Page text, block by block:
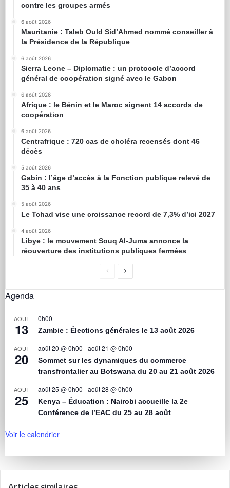
contre les groupes armés
6 août 2026
Mauritanie : Taleb Ould Sid’Ahmed nommé conseiller à
la Présidence de la République
6 août 2026
Sierra Leone – Diplomatie : un protocole d’accord
général de coopération signé avec le Gabon
6 août 2026
Afrique : le Bénin et le Maroc signent 14 accords de
coopération
6 août 2026
Centrafrique : 720 cas de choléra recensés dont 46
décès
5 août 2026
Gabin : l’âge d’accès à la Fonction publique relevé de
35 à 40 ans
5 août 2026
Le Tchad vise une croissance record de 7,3% d’ici 2027
4 août 2026
Libye : le mouvement Souq Al-Juma annonce la
réouverture des institutions publiques fermées
Agenda
AOÛT
13
0h00
Zambie : Élections générales le 13 août 2026
AOÛT
20
août 20 @ 0h00 -août 21 @ 0h00
Sommet sur les dynamiques du commerce
transfrontalier au Botswana du 20 au 21 août 2026
AOÛT
25
août 25 @ 0h00 -août 28 @ 0h00
Kenya – Éducation : Nairobi accueille la 2e
Conférence de l’EAC du 25 au 28 août
Voir le calendrier